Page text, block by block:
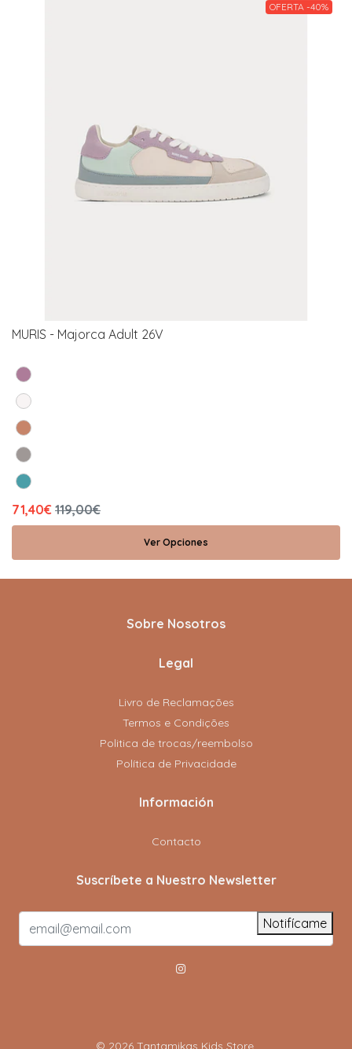
OFERTA -40%
MURIS - Majorca Adult 26V
71,40€ 119,00€
Ver Opciones
Sobre Nosotros
Legal
Livro de Reclamações
Termos e Condições
Politica de trocas/reembolso
Política de Privacidade
Información
Contacto
Suscríbete a Nuestro Newsletter
Notifícame
© 2026 Tantamikas Kids Store.